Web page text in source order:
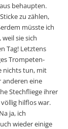
behaupten.
zu zählen,
müsste ich
sie sich
Tag! Letztens
Trompeten-
nichts tun, mit
anderen eine
Stechfliege ihrer
hilflos war.
ja, ich
wieder einige